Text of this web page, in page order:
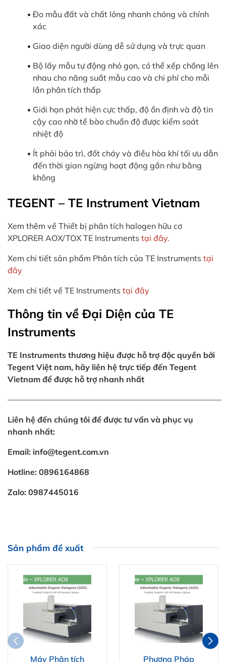
Đo mẫu đất và chất lỏng nhanh chóng và chính
xác
Giao diện người dùng dễ sử dụng và trực quan
Bộ lấy mẫu tự động nhỏ gọn, có thể xếp chồng lên
nhau cho năng suất mẫu cao và chi phí cho mỗi
lần phân tích thấp
Giới hạn phát hiện cực thấp, độ ổn định và độ tin
cậy cao nhờ tế bào chuẩn độ được kiểm soát
nhiệt độ
Ít phải bảo trì, đốt cháy và điều hòa khí tối ưu dẫn
đến thời gian ngừng hoạt động gần như bằng
không
TEGENT – TE Instrument Vietnam
Xem thêm về Thiết bị phân tích halogen hữu cơ
XPLORER AOX/TOX TE Instruments tại đây.
Xem chi tiết sản phẩm Phân tích của TE Instruments tại
đây
Xem chi tiết về TE Instruments tại đây
Thông tin về Đại Diện của TE
Instruments
TE Instruments thương hiệu được hỗ trợ độc quyền bởi
Tegent Việt nam, hãy liên hệ trực tiếp đến Tegent
Vietnam để được hỗ trợ nhanh nhất
——————————————————————————–
Liên hệ đến chúng tôi để được tư vấn và phục vụ
nhanh nhất:
Email: info@tegent.com.vn
Hotline: 0896164868
Zalo: 0987445016
Sản phẩm đề xuất
Máy Phân tích
Phương Pháp